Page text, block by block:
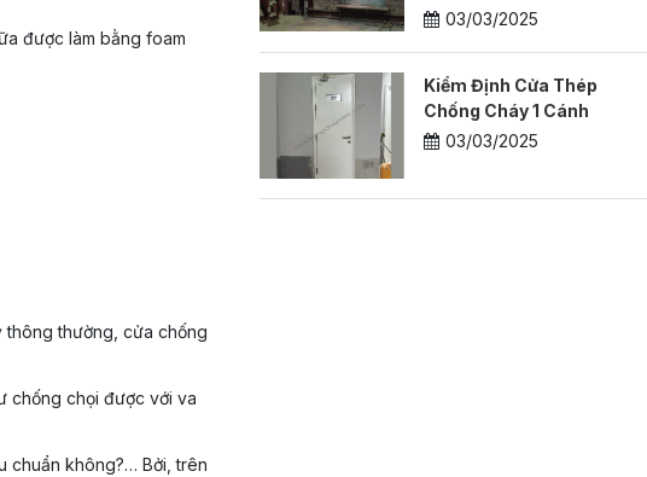
được làm bằng foam
thông thường, cửa chống
chống chọi được với va
chuẩn không?… Bởi, trên
03/03/2025
Kiểm Định Cửa Thép
Chống Cháy 1 Cánh
03/03/2025